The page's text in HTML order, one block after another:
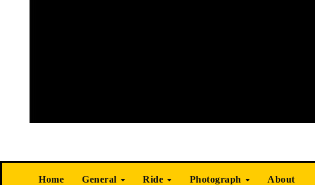
Home General Ride Photograph About